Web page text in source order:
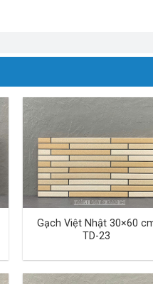
Gạch Việt Nhật 30×60
TD-23